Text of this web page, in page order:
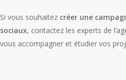
Si vous souhaitez créer une
sociaux, contactez les experts de
vous accompagner et étudier vos